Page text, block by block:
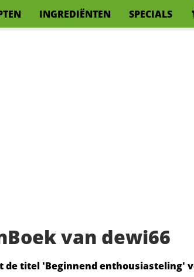
INGREDIËNTEN SPECIALS
van dewi66
de titel 'Beginnend enthousiasteling'